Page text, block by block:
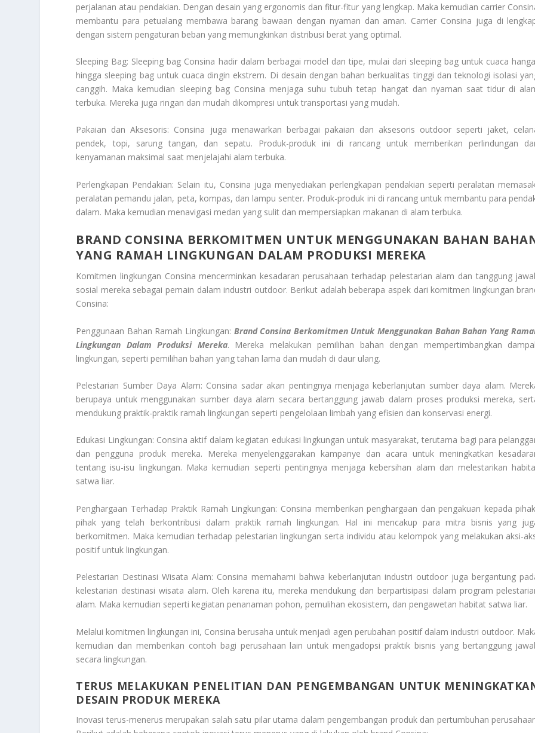
perjalanan atau pendakian. Dengan desain yang ergonomis dan fitur-fitur yang lengkap. Maka kemudian carrier
membantu para petualang membawa barang bawaan dengan nyaman dan aman. Carrier Consina juga di
dengan sistem pengaturan beban yang memungkinkan distribusi berat yang optimal.
Sleeping Bag: Sleeping bag Consina hadir dalam berbagai model dan tipe, mulai dari sleeping bag untuk cuaca
hingga sleeping bag untuk cuaca dingin ekstrem. Di desain dengan bahan berkualitas tinggi dan teknologi isolasi
canggih. Maka kemudian sleeping bag Consina menjaga suhu tubuh tetap hangat dan nyaman saat tidur di
terbuka. Mereka juga ringan dan mudah dikompresi untuk transportasi yang mudah.
Pakaian dan Aksesoris: Consina juga menawarkan berbagai pakaian dan aksesoris outdoor seperti jaket,
pendek, topi, sarung tangan, dan sepatu. Produk-produk ini di rancang untuk memberikan perlindungan
kenyamanan maksimal saat menjelajahi alam terbuka.
Perlengkapan Pendakian: Selain itu, Consina juga menyediakan perlengkapan pendakian seperti peralatan
peralatan pemandu jalan, peta, kompas, dan lampu senter. Produk-produk ini di rancang untuk membantu para
dalam. Maka kemudian menavigasi medan yang sulit dan mempersiapkan makanan di alam terbuka.
BRAND CONSINA BERKOMITMEN UNTUK MENGGUNAKAN BAHAN
YANG RAMAH LINGKUNGAN DALAM PRODUKSI MEREKA
Komitmen lingkungan Consina mencerminkan kesadaran perusahaan terhadap pelestarian alam dan tanggung
sosial mereka sebagai pemain dalam industri outdoor. Berikut adalah beberapa aspek dari komitmen lingkungan
Consina:
Penggunaan Bahan Ramah Lingkungan: Brand Consina Berkomitmen Untuk Menggunakan Bahan Bahan Yang
Lingkungan Dalam Produksi Mereka. Mereka melakukan pemilihan bahan dengan mempertimbangkan
lingkungan, seperti pemilihan bahan yang tahan lama dan mudah di daur ulang.
Pelestarian Sumber Daya Alam: Consina sadar akan pentingnya menjaga keberlanjutan sumber daya alam.
berupaya untuk menggunakan sumber daya alam secara bertanggung jawab dalam proses produksi mereka,
mendukung praktik-praktik ramah lingkungan seperti pengelolaan limbah yang efisien dan konservasi energi.
Edukasi Lingkungan: Consina aktif dalam kegiatan edukasi lingkungan untuk masyarakat, terutama bagi para
dan pengguna produk mereka. Mereka menyelenggarakan kampanye dan acara untuk meningkatkan
tentang isu-isu lingkungan. Maka kemudian seperti pentingnya menjaga kebersihan alam dan melestarikan
satwa liar.
Penghargaan Terhadap Praktik Ramah Lingkungan: Consina memberikan penghargaan dan pengakuan kepada
pihak yang telah berkontribusi dalam praktik ramah lingkungan. Hal ini mencakup para mitra bisnis yang
berkomitmen. Maka kemudian terhadap pelestarian lingkungan serta individu atau kelompok yang melakukan aksi-
positif untuk lingkungan.
Pelestarian Destinasi Wisata Alam: Consina memahami bahwa keberlanjutan industri outdoor juga bergantung
kelestarian destinasi wisata alam. Oleh karena itu, mereka mendukung dan berpartisipasi dalam program
alam. Maka kemudian seperti kegiatan penanaman pohon, pemulihan ekosistem, dan pengawetan habitat satwa liar.
Melalui komitmen lingkungan ini, Consina berusaha untuk menjadi agen perubahan positif dalam industri outdoor.
kemudian dan memberikan contoh bagi perusahaan lain untuk mengadopsi praktik bisnis yang bertanggung
secara lingkungan.
TERUS MELAKUKAN PENELITIAN DAN PENGEMBANGAN UNTUK
DESAIN PRODUK MEREKA
Inovasi terus-menerus merupakan salah satu pilar utama dalam pengembangan produk dan pertumbuhan